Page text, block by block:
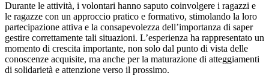
Durante le attività, i volontari hanno saputo coinvolgere i ragazzi e
le ragazze con un approccio pratico e formativo, stimolando la loro
partecipazione attiva e la consapevolezza dell’importanza di saper
gestire correttamente tali situazioni. L’esperienza ha rappresentato un
momento di crescita importante, non solo dal punto di vista delle
conoscenze acquisite, ma anche per la maturazione di atteggiamenti
di solidarietà e attenzione verso il prossimo.